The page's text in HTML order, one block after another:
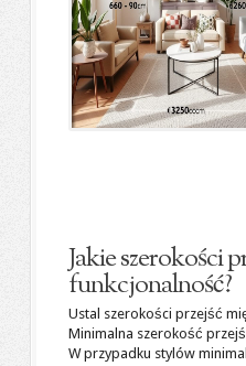
Jakie szerokości
funkcjonalność?
Ustal szerokości przejść
Minimalna szerokość
W przypadku stylów